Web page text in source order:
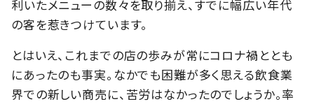
利いたメニューの数々を取り揃え、すでに幅広い年代
の客を惹きつけています。
とはいえ、これまでの店の歩みが常にコロナ禍ととも
にあったのも事実。なかでも困難が多く思える飲食業
界での新しい商売に、苦労はなかったのでしょうか。率